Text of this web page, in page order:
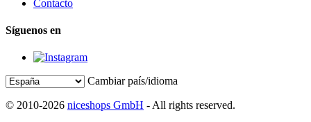
Contacto
Síguenos en
Cambiar país/idioma
© 2010-2026 niceshops GmbH - All rights reserved.